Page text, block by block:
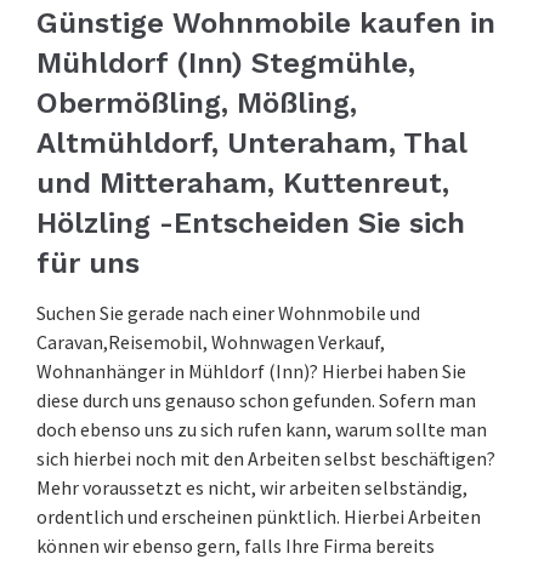
Günstige Wohnmobile kaufen in
Mühldorf (Inn) Stegmühle,
Obermößling, Mößling,
Altmühldorf, Unteraham, Thal
und Mitteraham, Kuttenreut,
Hölzling -Entscheiden Sie sich
für uns
Suchen Sie gerade nach einer Wohnmobile und
Caravan,Reisemobil, Wohnwagen Verkauf,
Wohnanhänger in Mühldorf (Inn)? Hierbei haben Sie
diese durch uns genauso schon gefunden. Sofern man
doch ebenso uns zu sich rufen kann, warum sollte man
sich hierbei noch mit den Arbeiten selbst beschäftigen?
Mehr voraussetzt es nicht, wir arbeiten selbständig,
ordentlich und erscheinen pünktlich. Hierbei Arbeiten
können wir ebenso gern, falls Ihre Firma bereits